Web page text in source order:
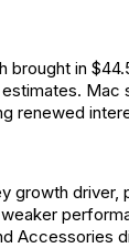
in
renewed
driver,
Accessories